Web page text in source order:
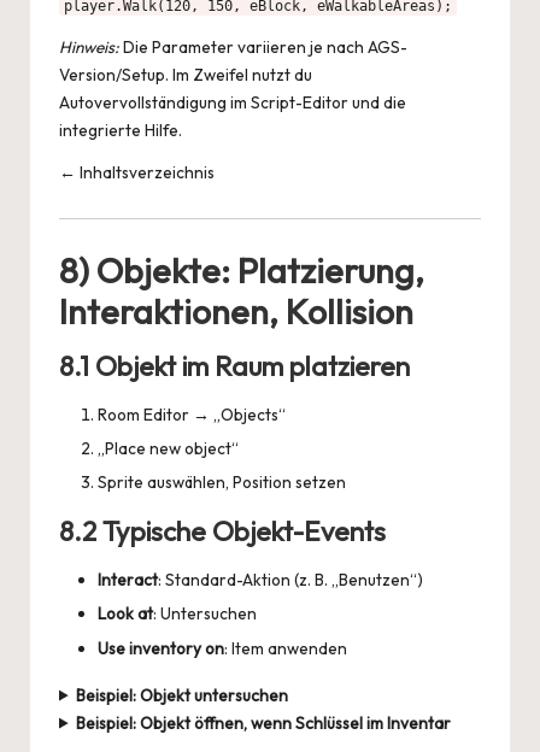
player.Walk(120, 150, eBlock, eWalkableAreas);
Hinweis:Die Parameter variieren je nach AGS-
Version/Setup. Im Zweifel nutzt du
Autovervollständigung im Script-Editor und die
integrierte Hilfe.
← Inhaltsverzeichnis
8) Objekte: Platzierung,
Interaktionen, Kollision
8.1 Objekt im Raum platzieren
Room Editor → „Objects“
„Place new object“
Sprite auswählen, Position setzen
8.2 Typische Objekt-Events
Interact: Standard-Aktion (z. B. „Benutzen“)
Look at: Untersuchen
Use inventory on: Item anwenden
Beispiel: Objekt untersuchen
Beispiel: Objekt öffnen, wenn Schlüssel im Inventar